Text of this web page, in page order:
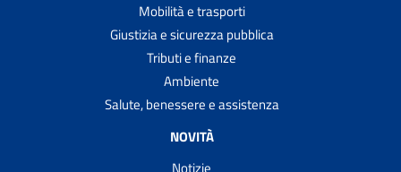
Mobilità e trasporti
Giustizia e sicurezza pubblica
Tributi e finanze
Ambiente
Salute, benessere e assistenza
NOVITÀ